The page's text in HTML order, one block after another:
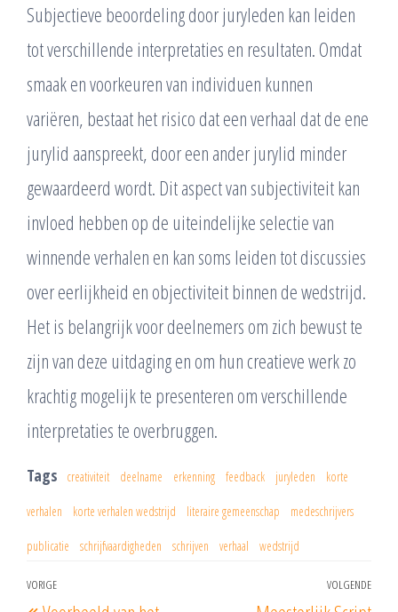
Subjectieve beoordeling door juryleden kan leiden
tot verschillende interpretaties en resultaten. Omdat
smaak en voorkeuren van individuen kunnen
variëren, bestaat het risico dat een verhaal dat de ene
jurylid aanspreekt, door een ander jurylid minder
gewaardeerd wordt. Dit aspect van subjectiviteit kan
invloed hebben op de uiteindelijke selectie van
winnende verhalen en kan soms leiden tot discussies
over eerlijkheid en objectiviteit binnen de wedstrijd.
Het is belangrijk voor deelnemers om zich bewust te
zijn van deze uitdaging en om hun creatieve werk zo
krachtig mogelijk te presenteren om verschillende
interpretaties te overbruggen.
Tags creativiteit deelname erkenning feedback juryleden korte
verhalen korte verhalen wedstrijd literaire gemeenschap medeschrijvers
publicatie schrijfvaardigheden schrijven verhaal wedstrijd
Berichtnavigatie
Vorig
VORIGE VOLGENDE